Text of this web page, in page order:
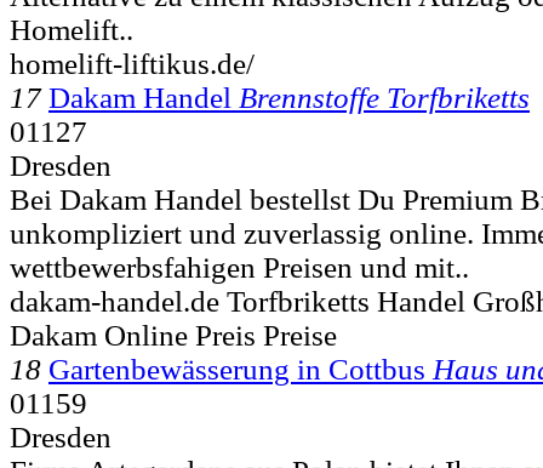
Homelift..
homelift-liftikus.de/
17 Dakam Handel Brennstoffe Torfbriketts
01127
Dresden
Bei Dakam Handel bestellst Du Premium
unkompliziert und zuverlassig online.
wettbewerbsfahigen Preisen und mit..
dakam-handel.de Torfbriketts Handel
Dakam Online Preis Preise
18 Gartenbewässerung in Cottbus Haus
01159
Dresden